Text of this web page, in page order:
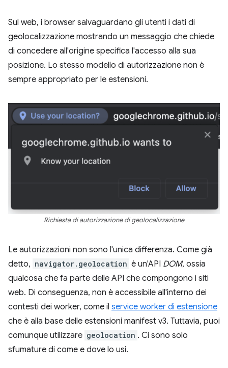
Sul web, i browser salvaguardano gli utenti i dati di
geolocalizzazione mostrando un messaggio che chiede
di concedere all'origine specifica l'accesso alla sua
posizione. Lo stesso modello di autorizzazione non è
sempre appropriato per le estensioni.
Richiesta di autorizzazione di geolocalizzazione
Le autorizzazioni non sono l'unica differenza. Come già
detto, navigator.geolocation è un'API DOM, ossia
qualcosa che fa parte delle API che compongono i siti
web. Di conseguenza, non è accessibile all'interno dei
contesti dei worker, come il service worker di estensione
che è alla base delle estensioni manifest v3. Tuttavia, puoi
comunque utilizzare geolocation . Ci sono solo
sfumature di come e dove lo usi.